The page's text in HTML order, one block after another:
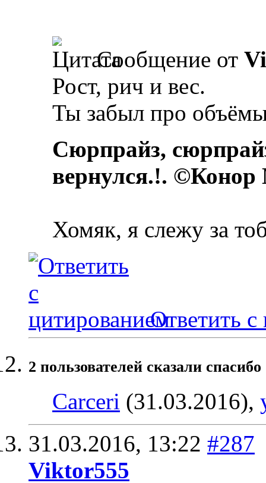
Сообщение от
Рост, рич и вес.
Ты забыл про
Сюрпрайз,
вернулся.!.
Хомяк, я слежу за
Ответить с
2 пользователей сказали
Carceri (31.03.2016),
31.03.2016, 13:22 #287
Viktor555